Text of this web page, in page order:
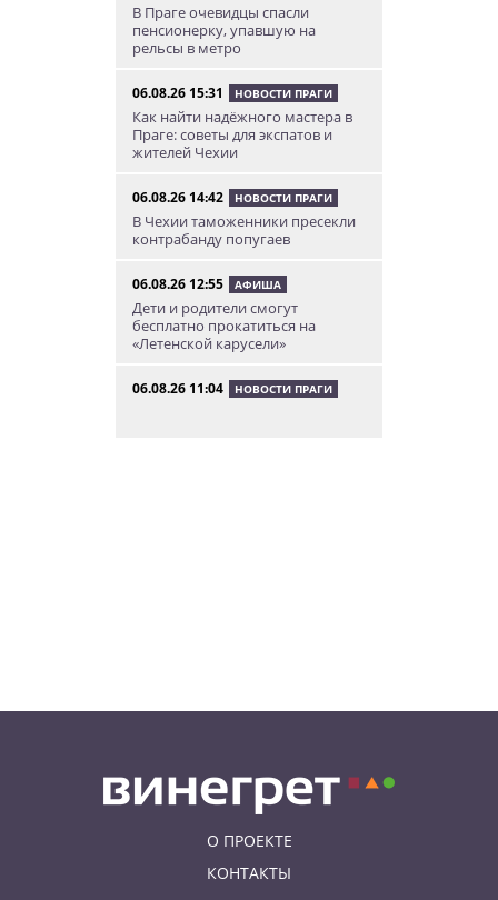
В Праге очевидцы спасли
пенсионерку, упавшую на
рельсы в метро
06.08.26 15:31 НОВОСТИ ПРАГИ
Как найти надёжного мастера в
Праге: советы для экспатов и
жителей Чехии
06.08.26 14:42 НОВОСТИ ПРАГИ
В Чехии таможенники пресекли
контрабанду попугаев
06.08.26 12:55 АФИША
Дети и родители смогут
бесплатно прокатиться на
«Летенской карусели»
06.08.26 11:04 НОВОСТИ ПРАГИ
О ПРОЕКТЕ
КОНТАКТЫ